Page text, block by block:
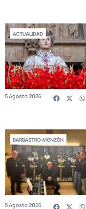
ACTUALIDAD
5 Agosto 2026
BARBASTRO-MONZÓN
5 Agosto 2026